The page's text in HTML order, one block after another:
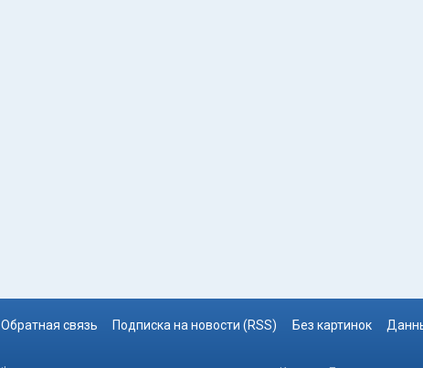
Обратная связь Подписка на новости (RSS) Без картинок